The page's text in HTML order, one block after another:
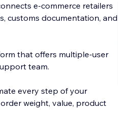
e-commerce retailers
customs documentation, and
that offers multiple-user
team.
every step of your
weight, value, product